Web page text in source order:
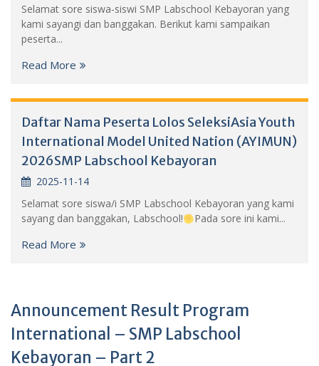
Selamat sore siswa-siswi SMP Labschool Kebayoran yang
kami sayangi dan banggakan. Berikut kami sampaikan
peserta...
Read More
Daftar Nama Peserta Lolos SeleksiAsia Youth
International Model United Nation (AYIMUN)
2026SMP Labschool Kebayoran
2025-11-14
Selamat sore siswa/i SMP Labschool Kebayoran yang kami
sayang dan banggakan, Labschool!
Pada sore ini kami...
Read More
Announcement Result Program
International – SMP Labschool
Kebayoran – Part 2